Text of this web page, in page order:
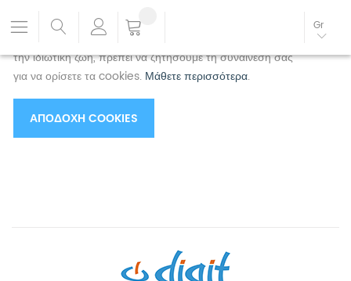
Χρησιμοποιούμε cookies για να βελτιώσουμε την
εμπειρία σας.
Για να συμμορφωθείτε με τη νέα οδηγία για
την ιδιωτική ζωή, πρέπει να ζητήσουμε τη συναίνεσή σας
για να ορίσετε τα cookies. Μάθετε περισσότερα.
ΑΠΟΔΟΧΉ COOKIES
Gr